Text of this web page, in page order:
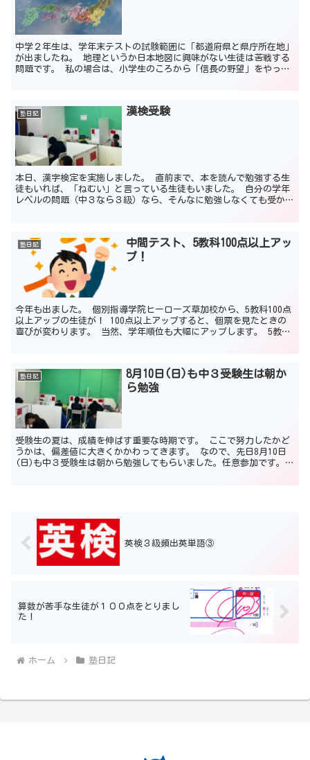
中学２年生は、学年末テストの試験範囲に「都道府県と県庁所在地」
が出ましたね。 地理というか日本地図に興味がない生徒は苦戦する
問題です。 私の場合は、小学生のころから「信長の野望」をやって
塾日記 漢検受験
本日、漢字検定を実施しました。 直前まで、本を読んで勉強する生
徒もいれば、「ねむい」と言っている生徒もいました。 自分の学年
レベルの問題（中３なら３級）なら、そんなに勉強しなくても受かる
塾日記
中間テスト、5教科100点以上アッ
プ！
今年も出ました。 個別指導学院ヒーローズ草加校から、5教科100点
以上アップの生徒が！ 100点以上アップすると、個票を見たときの
喜びが変わります。 当然、学年順位も大幅にアップします。 5教科
塾日記
8月10日(日)も中３受験生は朝か
ら勉強
受験生の夏は、成績を伸ばす重要な時期です。 ここで努力したかど
うかは、偏差値に大きくかかわってきます。 なので、先日8月10日
(日)も中３受験生は朝から勉強してもらいました。任意参加です。強
英検３級頻出英単語③
算数が苦手な生徒が１００点をとりまし
た！
ホーム 塾日記